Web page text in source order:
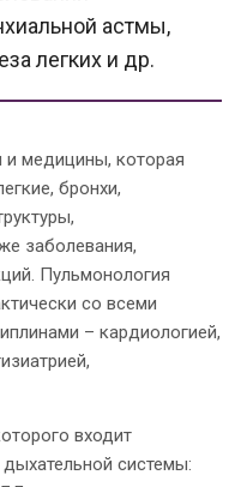
астмы,
легких и др.
и медицины, которая
бронхи,
заболевания,
Пульмонология
со всеми
– кардиологией,
входит
системы: